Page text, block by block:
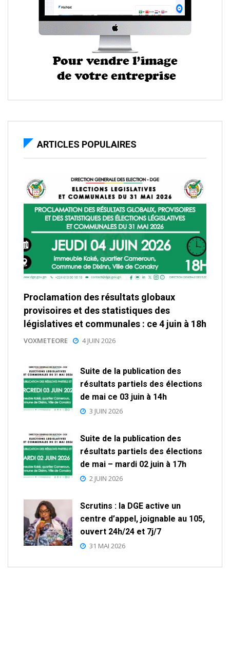
ARTICLES POPULAIRES
Proclamation des résultats globaux
provisoires et des statistiques des
législatives et communales : ce 4 juin à 18h
VOXMETEORE 4 JUIN 2026
Suite de la publication des
résultats partiels des élections
de mai ce 03 juin à 14h
3 JUIN 2026
Suite de la publication des
résultats partiels des élections
de mai – mardi 02 juin à 17h
2 JUIN 2026
Scrutins : la DGE active un
centre d’appel, joignable au 105,
ouvert 24h/24 et 7j/7
31 MAI 2026